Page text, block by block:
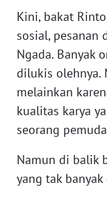
Kini, bakat
sosial, pesanan
Ngada. Banyak
dilukis olehnya.
melainkan
kualitas karya
seorang pemuda
Namun di balik
yang tak
MALUT
WN
DAIRI
WN
DANAU
TOBA
WN
NIAS